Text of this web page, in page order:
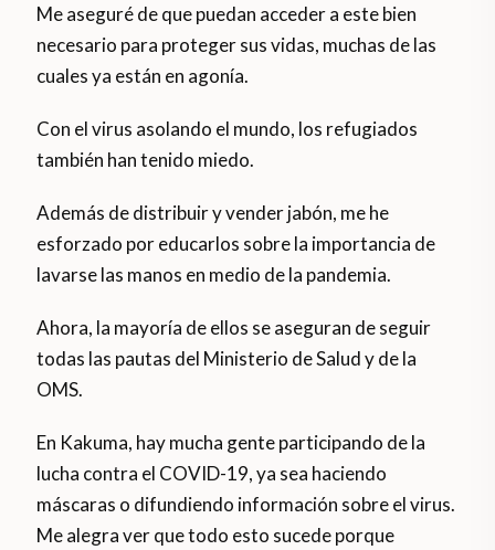
Me aseguré de que puedan acceder a este bien
necesario para proteger sus vidas, muchas de las
cuales ya están en agonía.
Con el virus asolando el mundo, los refugiados
también han tenido miedo.
Además de distribuir y vender jabón, me he
esforzado por educarlos sobre la importancia de
lavarse las manos en medio de la pandemia.
Ahora, la mayoría de ellos se aseguran de seguir
todas las pautas del Ministerio de Salud y de la
OMS.
En Kakuma, hay mucha gente participando de la
lucha contra el COVID-19, ya sea haciendo
máscaras o difundiendo información sobre el virus.
Me alegra ver que todo esto sucede porque